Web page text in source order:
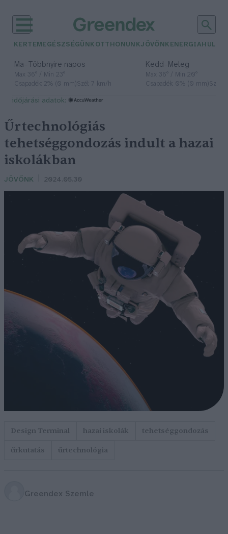
KERTEM EGÉSZSÉGÜNK OTTHONUNKJÖVŐNK ENERGIA
Ma– Többnyire napos
Max 36° / Min 23°
Csapadék: 2% (0 mm)Szél: 7 km/h
Kedd– Meleg
Max 36° / Min 20°
Csapadék: 0% (0 mm)Szél:
időjárási adatok:
Űrtechnológiás
tehetséggondozás indult a hazai
iskolákban
JÖVŐNK 2024.05.30
Design Terminal hazai iskolák
tehetséggondozás
űrkutatás
űrtechnológia
Greendex Szemle